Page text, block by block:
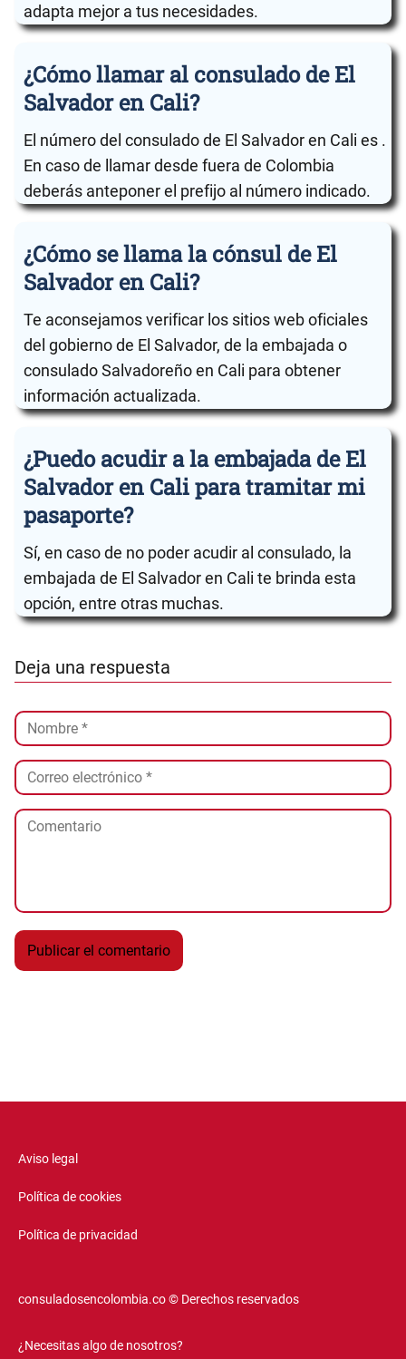
adapta mejor a tus necesidades.
¿Cómo llamar al consulado de El
Salvador en Cali?
El número del consulado de El Salvador en Cali es .
En caso de llamar desde fuera de Colombia
deberás anteponer el prefijo al número indicado.
¿Cómo se llama la cónsul de El
Salvador en Cali?
Te aconsejamos verificar los sitios web oficiales
del gobierno de El Salvador, de la embajada o
consulado Salvadoreño en Cali para obtener
información actualizada.
¿Puedo acudir a la embajada de El
Salvador en Cali para tramitar mi
pasaporte?
Sí, en caso de no poder acudir al consulado, la
embajada de El Salvador en Cali te brinda esta
opción, entre otras muchas.
Deja una respuesta
Aviso legal
Política de cookies
Política de privacidad
consuladosencolombia.co © Derechos reservados
¿Necesitas algo de nosotros?